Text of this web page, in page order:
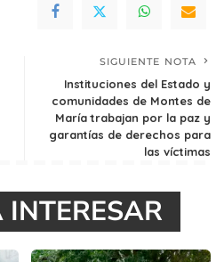
SIGUIENTE NOTA
Instituciones del Estado y
comunidades de Montes de
María trabajan por la paz y
garantías de derechos para
las víctimas